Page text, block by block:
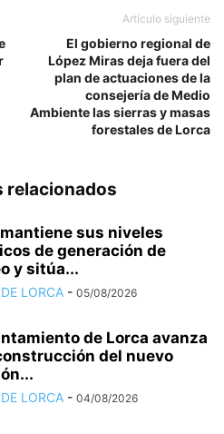
Artículo siguiente
El gobierno regional de
López Miras deja fuera del
plan de actuaciones de la
consejería de Medio
Ambiente las sierras y masas
forestales de Lorca
relacionados
sus niveles
de generación de
y sitúa...
LORCA - 05/08/2026
de Lorca avanza
del nuevo
LORCA - 04/08/2026